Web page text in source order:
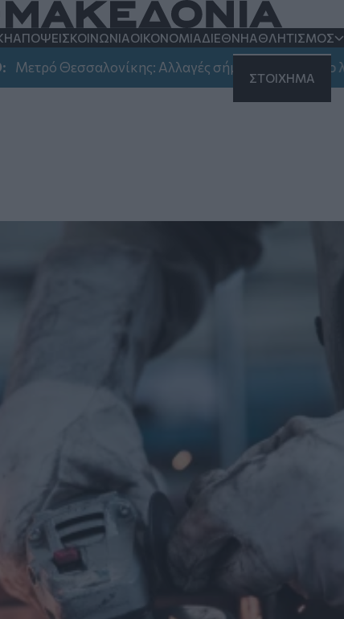
ΑΠΟΨΕΙΣΚΟΙΝΩΝΙΑΟΙΚΟΝΟΜΙΑΔΙΕΘΝΗΑΘΛΗΤΙΣΜΟΣ
ΣΤΟΙΧΗΜΑ
Αλλαγές σήμερα στο ωράριο λειτουργίας